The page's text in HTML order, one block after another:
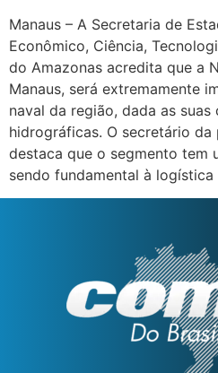
Manaus – A Secretaria de
Econômico, Ciência,
do Amazonas acredita que a
Manaus, será extremamente
naval da região, dada as
hidrográficas. O secretário da
destaca que o segmento tem
sendo fundamental à